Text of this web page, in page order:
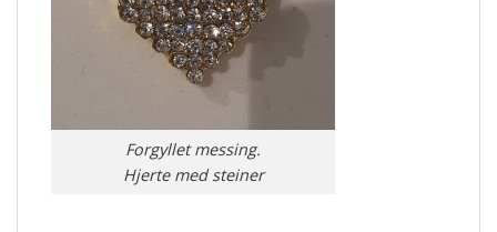
Forgyllet messing.
Hjerte med steiner